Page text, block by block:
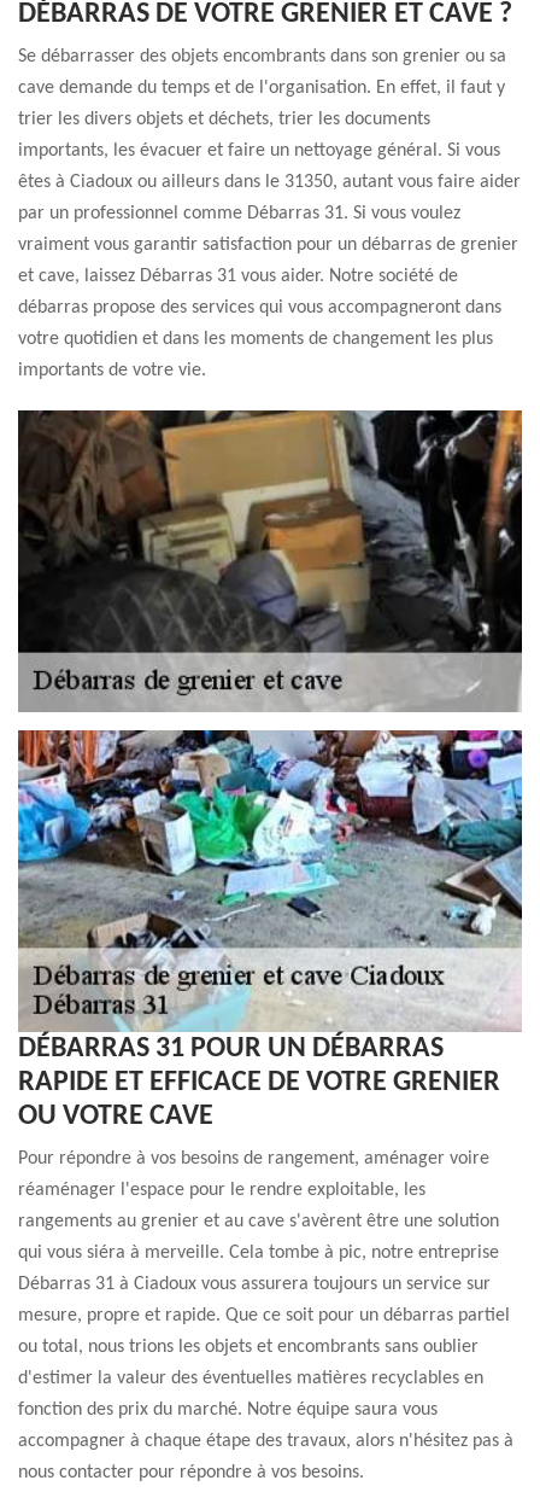
DÉBARRAS DE VOTRE GRENIER ET CAVE ?
Se débarrasser des objets encombrants dans son grenier ou sa
cave demande du temps et de l'organisation. En effet, il faut y
trier les divers objets et déchets, trier les documents
importants, les évacuer et faire un nettoyage général. Si vous
êtes à Ciadoux ou ailleurs dans le 31350, autant vous faire aider
par un professionnel comme Débarras 31. Si vous voulez
vraiment vous garantir satisfaction pour un débarras de grenier
et cave, laissez Débarras 31 vous aider. Notre société de
débarras propose des services qui vous accompagneront dans
votre quotidien et dans les moments de changement les plus
importants de votre vie.
DÉBARRAS 31 POUR UN DÉBARRAS
RAPIDE ET EFFICACE DE VOTRE GRENIER
OU VOTRE CAVE
Pour répondre à vos besoins de rangement, aménager voire
réaménager l'espace pour le rendre exploitable, les
rangements au grenier et au cave s'avèrent être une solution
qui vous siéra à merveille. Cela tombe à pic, notre entreprise
Débarras 31 à Ciadoux vous assurera toujours un service sur
mesure, propre et rapide. Que ce soit pour un débarras partiel
ou total, nous trions les objets et encombrants sans oublier
d'estimer la valeur des éventuelles matières recyclables en
fonction des prix du marché. Notre équipe saura vous
accompagner à chaque étape des travaux, alors n'hésitez pas à
nous contacter pour répondre à vos besoins.